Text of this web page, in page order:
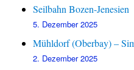
Seilbahn Bozen-Jenesien
5. Dezember 2025
Mühldorf (Oberbay) –
2. Dezember 2025